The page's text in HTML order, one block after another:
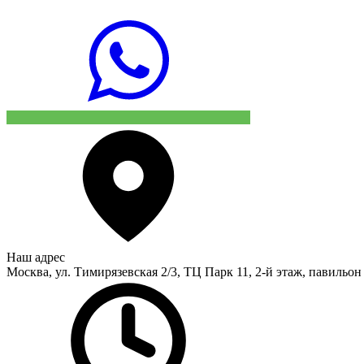
Наш адрес
Москва, ул. Тимирязевская 2/3, ТЦ Парк 11, 2-й этаж,